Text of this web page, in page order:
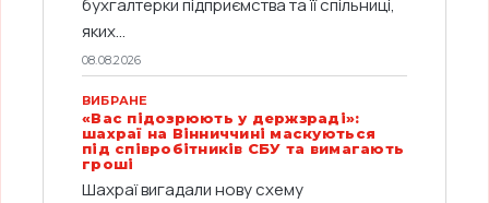
бухгалтерки підприємства та її спільниці,
яких...
08.08.2026
ВИБРАНЕ
«Вас підозрюють у держзраді»:
шахраї на Вінниччині маскуються
під співробітників СБУ та вимагають
гроші
Шахраї вигадали нову схему